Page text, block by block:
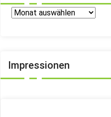
Vereins-
Impressionen